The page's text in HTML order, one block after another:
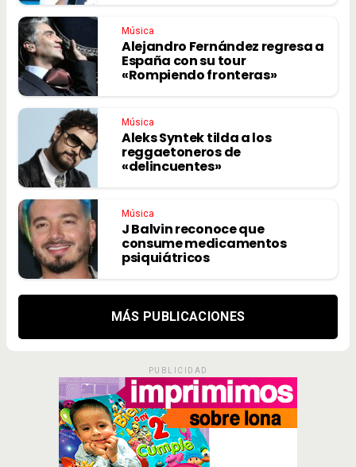
Música
Alejandro Fernández regresa a
España con su tour
«Rompiendo fronteras»
Música
Aleks Syntek tilda a los
reggaetoneros de
«delincuentes»
Música
J Balvin reconoce que
consume medicamentos
psiquiátricos
MÁS PUBLICACIONES
PUBLICIDAD